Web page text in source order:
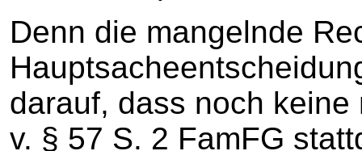
Denn die mangelnde
darauf, dass noch
v. § 57 S. 2 FamFG